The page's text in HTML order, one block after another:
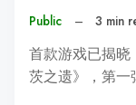
Public – 3 min
首款游戏已揭晓
茨之遗》，第一